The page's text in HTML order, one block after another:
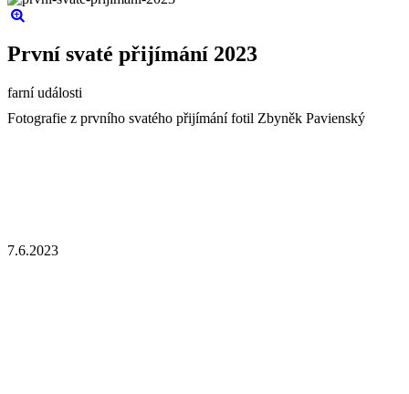
První svaté přijímání 2023
farní události
Fotografie z prvního svatého přijímání fotil Zbyněk Pavienský
7.6.2023